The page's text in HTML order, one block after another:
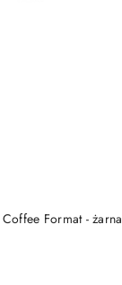
Format -